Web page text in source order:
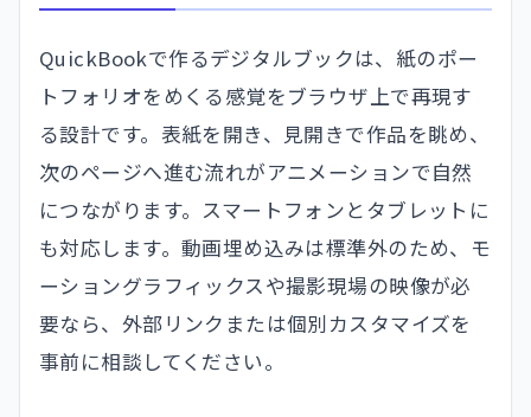
QuickBookで作るデジタルブックは、紙のポー
トフォリオをめくる感覚をブラウザ上で再現す
る設計です。表紙を開き、見開きで作品を眺め、
次のページへ進む流れがアニメーションで自然
につながります。スマートフォンとタブレットに
も対応します。動画埋め込みは標準外のため、モ
ーショングラフィックスや撮影現場の映像が必
要なら、外部リンクまたは個別カスタマイズを
事前に相談してください。